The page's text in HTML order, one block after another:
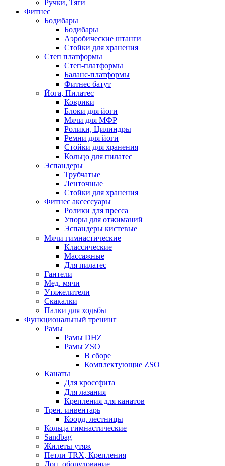
Ручки, Тяги
Фитнес
Бодибары
Бодибары
Аэробические штанги
Стойки для хранения
Степ платформы
Степ-платформы
Баланс-платформы
Фитнес батут
Йога, Пилатес
Коврики
Блоки для йоги
Мячи для МФР
Ролики, Цилиндры
Ремни для йоги
Стойки для хранения
Кольцо для пилатес
Эспандеры
Трубчатые
Ленточные
Стойки для хранения
Фитнес аксессуары
Ролики для пресса
Упоры для отжиманий
Эспандеры кистевые
Мячи гимнастические
Классические
Массажные
Для пилатес
Гантели
Мед. мячи
Утяжелители
Скакалки
Палки для ходьбы
Функциональный тренинг
Рамы
Рамы DHZ
Рамы ZSO
В сборе
Комплектующие ZSO
Канаты
Для кроссфита
Для лазания
Крепления для канатов
Трен. инвентарь
Коорд. лестницы
Кольца гимнастические
Sandbag
Жилеты утяж
Петли TRX, Крепления
Доп. оборудование